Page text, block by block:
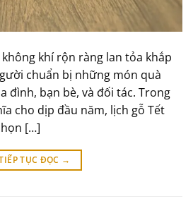
khí rộn ràng lan tỏa khắp
chuẩn bị những món quà
đình, bạn bè, và đối tác. Trong
cho dịp đầu năm, lịch gỗ Tết
[…]
TỤC ĐỌC →